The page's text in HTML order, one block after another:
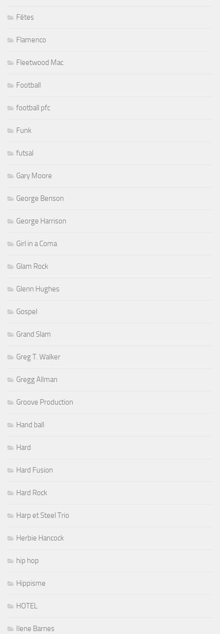
Fêtes
Flamenco
Fleetwood Mac
Football
football pfc
Funk
futsal
Gary Moore
George Benson
George Harrison
Girl in a Coma
Glam Rock
Glenn Hughes
Gospel
Grand Slam
Greg T. Walker
Gregg Allman
Groove Production
Hand ball
Hard
Hard Fusion
Hard Rock
Harp et Steel Trio
Herbie Hancock
hip hop
Hippisme
HOTEL
Ilene Barnes